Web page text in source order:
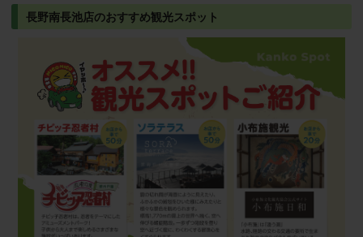
長野南長池店のおすすめ観光スポット